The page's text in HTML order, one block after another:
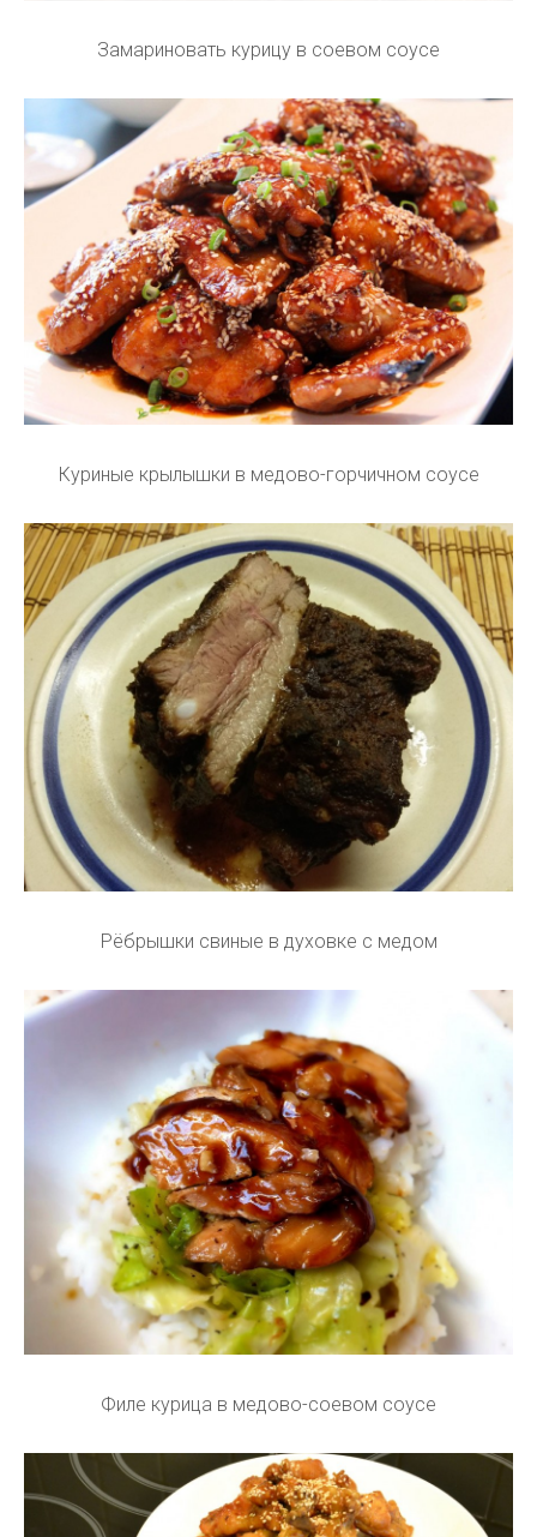
Замариновать курицу в соевом соусе
Куриные крылышки в медово-горчичном соусе
Рёбрышки свиные в духовке с медом
Филе курица в медово-соевом соусе